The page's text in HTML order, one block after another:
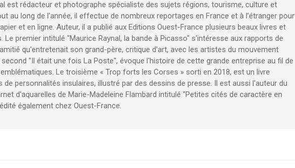
est rédacteur et photographe spécialiste des sujets régions, tourisme, culture et
au long de l'année, il effectue de nombreux reportages en France et à l’étranger pour
et en ligne. Auteur, il a publié aux Editions Ouest-France plusieurs beaux livres et
Le premier intitulé "Maurice Raynal, la bande à Picasso" s'intéresse aux rapports de
qu'entretenait son grand-père, critique d'art, avec les artistes du mouvement
"Il était une fois La Poste", évoque l'histoire de cette grande entreprise au fil de
Le troisième « Trop forts les Corses » sorti en 2018, est un livre
de personnalités insulaires, illustré par des dessins de presse. Il est aussi l'auteur du
d'aquarelles de Marie-Madeleine Flambard intitulé "Petites cités de caractère en
également chez Ouest-France.